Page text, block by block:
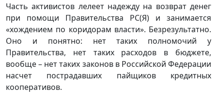
Часть активистов лелеет надежду на возврат денег
при помощи Правительства РС(Я) и занимается
«хождением по коридорам власти». Безрезультатно.
Оно и понятно: нет таких полномочий у
Правительства, нет таких расходов в бюджете,
вообще – нет таких законов в Российской Федерации
насчет пострадавших пайщиков кредитных
кооперативов.